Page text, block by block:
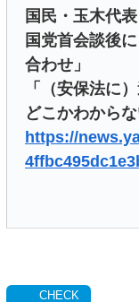
国民・玉木代
国党首会談後
合わせ」
「（安保法に
どこかわから
https://